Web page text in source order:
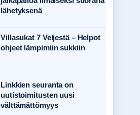
lähetyksenä
Villasukat 7 Veljestä – Helpot
ohjeet lämpimiin sukkiin
Linkkien seuranta on
uutistoimitusten uusi
välttämättömyys